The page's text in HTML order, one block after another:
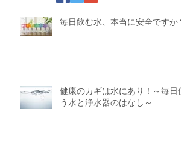
毎日飲む水、本当に安全ですか？
健康のカギは水にあり！～毎日使
う水と浄水器のはなし～